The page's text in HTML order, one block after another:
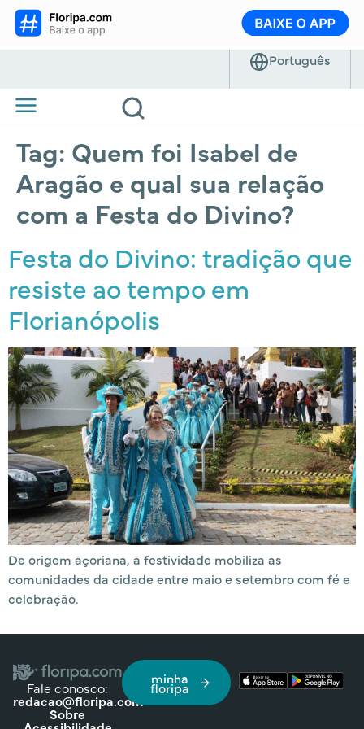
Tag: Quem foi Isabel de
Aragão e qual sua relação
com a Festa do Divino?
Festa do Divino: tradição que
resiste ao tempo em
Florianópolis
De origem açoriana, a festividade mobiliza as
comunidades da cidade entre maio e setembro com fé e
celebração.
Fale conosco:
redacao@floripa.com
Sobre
minha
floripa